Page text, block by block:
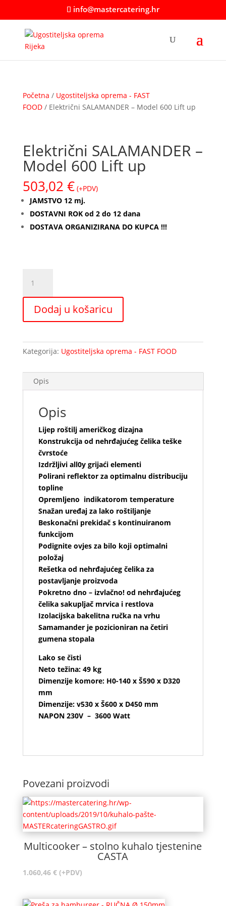
info@mastercatering.hr
Početna / Ugostiteljska oprema - FAST
FOOD/ Električni SALAMANDER – Model 600 Lift up
Električni SALAMANDER –
Model 600 Lift up
503,02 € (+PDV)
JAMSTVO 12 mj.
DOSTAVNI ROK od 2 do 12 dana
DOSTAVA ORGANIZIRANA DO KUPCA !!!
SALAMANDER
-
Model
600
up
količina
Dodaj u košaricu
Kategorija: Ugostiteljska oprema - FAST FOOD
Opis
Opis
Lijep roštilj američkog dizajna
Konstrukcija od nehrđajućeg čelika teške
čvrstoće
Izdržljivi all0y grijaći elementi
Polirani reflektor za optimalnu distribuciju
topline
Opremljeno indikatorom temperature
Snažan uređaj za lako roštiljanje
Beskonačni prekidač s kontinuiranom
funkcijom
Podignite ovjes za bilo koji optimalni
položaj
Rešetka od nehrđajućeg čelika za
postavljanje proizvoda
Pokretno dno – izvlačno! od nehrđajućeg
čelika sakupljač mrvica i restlova
Izolacijska bakelitna ručka na vrhu
Samamander je pozicioniran na četiri
gumena stopala
Lako se čisti
Neto težina: 49 kg
Dimenzije komore: H0-140 x Š590 x D320
mm
Dimenzije: v530 x Š600 x D450 mm
NAPON 230V – 3600 Watt
Povezani proizvodi
Multicooker – stolno kuhalo tjestenine
CASTA
1.060,46 € (+PDV)